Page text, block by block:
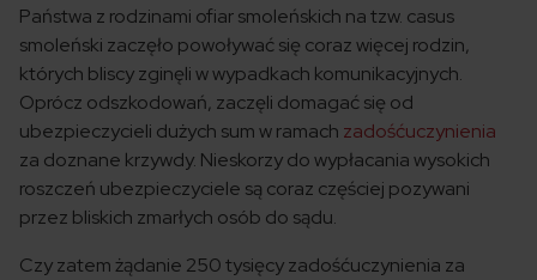
Państwa z rodzinami ofiar smoleńskich na tzw. casus
smoleński zaczęło powoływać się coraz więcej rodzin,
których bliscy zginęli w wypadkach komunikacyjnych.
Oprócz odszkodowań, zaczęli domagać się od
ubezpieczycieli dużych sum w ramach zadośćuczynienia
za doznane krzywdy. Nieskorzy do wypłacania wysokich
roszczeń ubezpieczyciele są coraz częściej pozywani
przez bliskich zmarłych osób do sądu.
Czy zatem żądanie 250 tysięcy zadośćuczynienia za